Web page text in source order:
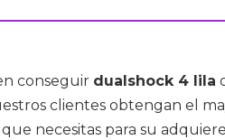
conseguir dualshock 4 lila
clientes obtengan el
necesitas para su